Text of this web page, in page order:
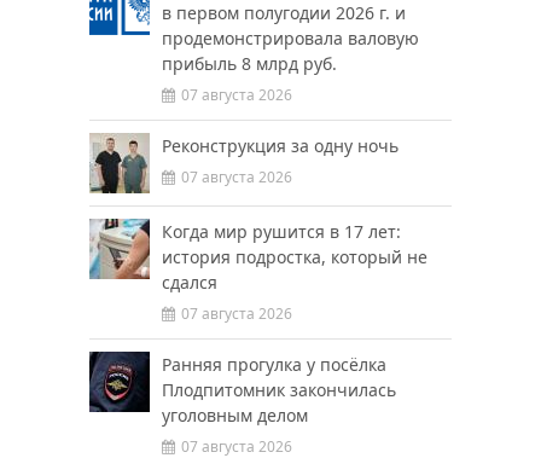
в первом полугодии 2026 г. и
продемонстрировала валовую
прибыль 8 млрд руб.
07 августа 2026
Реконструкция за одну ночь
07 августа 2026
Когда мир рушится в 17 лет:
история подростка, который не
сдался
07 августа 2026
Ранняя прогулка у посёлка
Плодпитомник закончилась
уголовным делом
07 августа 2026